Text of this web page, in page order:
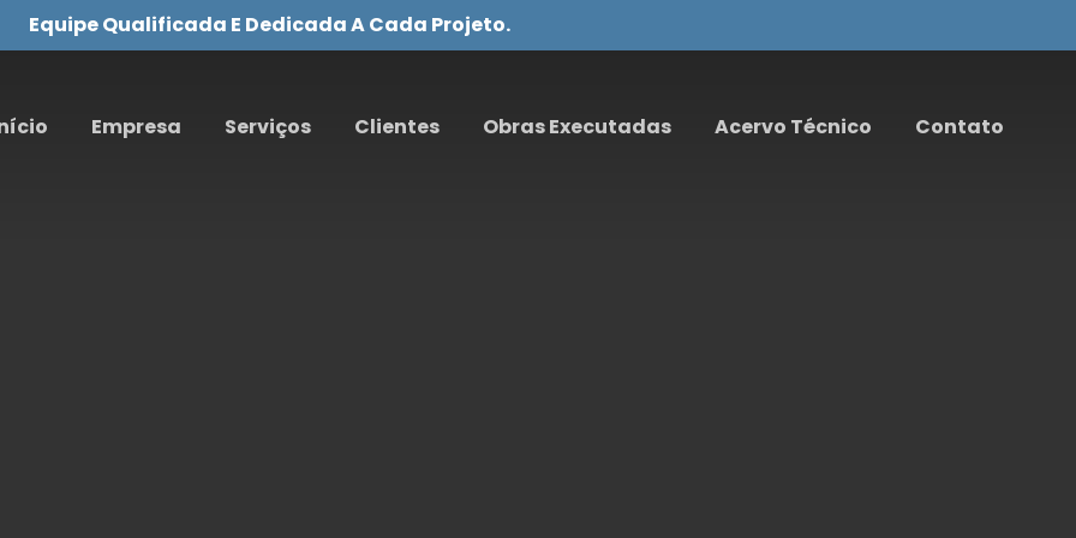
Equipe Qualificada E Dedicada A Cada Projeto.
Empresa Serviços Clientes Obras Executadas Acervo Técnico Contato